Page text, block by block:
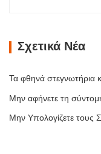
Σχετικά Νέα